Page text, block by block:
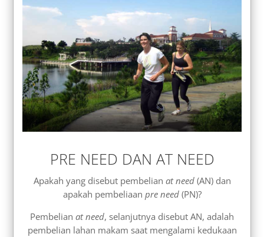
PRE NEED DAN AT NEED
Apakah yang disebut pembelian at need(AN) dan
apakah pembeliaan pre need(PN)?
Pembelian at need, selanjutnya disebut AN, adalah
pembelian lahan makam saat mengalami kedukaan